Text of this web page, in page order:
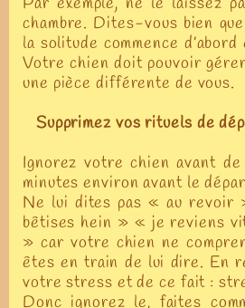
chambre. Dites-vous bien
la solitude commence
Votre chien doit pouvoir
une pièce différente de vous.
Supprimez vos rituels de
Ignorez votre chien avant
minutes environ avant le
Ne lui dites pas « au revoir
bêtises hein » « je reviens
» car votre chien ne
êtes en train de lui dire. En
votre stress et de ce fait :
Donc ignorez le, faites